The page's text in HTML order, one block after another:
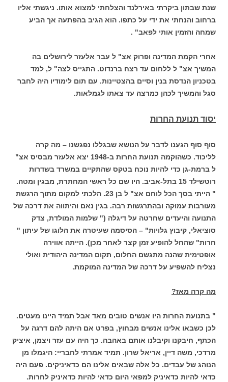
שנת שבתון ביקרתי באירלנד והצלחתי למצוא אותו. ניגשתי אליו
ברחוב והנחתי את ידי על כתפו. הוא הגיב בהפתעה אך הביע
שמחה והזמין אותי לפאב" .
אחרי הקמת המדינה ופרוק אצ" ל עבר אלעזר לירושלים בה
המשיך אצ" ל ללחום עד רצח ברנדוט. התגייס לצה" ל, למד
בטכניון הנדסת בנין וסיים בהצטיינות. עם תום לימודיו היה לחבר
סגל והמשיך לכהן כמרצה עד צאתו לגמלאות.
יסוד תנועת החרות
סוף סוף הגענו לדבר על הנושא שבגללו נפגשנו – מה קרה
לליכוד. כשהוקמה תנועת החרות ב-1948 יצא אלעזר מבסיס אצ"
ל ברמת-גן כדי להיות נוכח בטקס שהתקיים במשרד בשדרות
רוטשילד 15 בתל-אביב. היו שם כל ראשי המחתרת, מבגין ומטה.
" הייתי בסך הכל לוחם אצ" ל בן 23. הלכתי למקום מתוך הרגשת
מעורבות עמוקה ובהתרגשות רבה. בגין נאם והיתווה את דרכה של
התנועה והיעדים שחרטה על דיגלה (" שלמות המולדת, צדק
סוציאלי, קיבוץ גלויות" – הסיסמה שעיטרה את הלוגו של עיתון "
חרות" שהחל להופיע זמן קצר לאחר מכן). הייתה אווירה
אופטימית שהנה מתגשם החלום, תקום המדינה היהודית ואולי
נצליח להשפיע על דרכה של המדינה המוקמת.
מה קרה מאז?
" בתנועת החרות היו אנשים טובים מאד אבל תמיד היינו מעטים.
לכן כשבאו אלינו אנשים מבחוץ, בפרט אם היתה להם דרגה על
הכתף, חיבקנו וקיבלנו אותם באהבה. כך היה עם עזר ויצמן, איציק
מרדכי, משה דיין, אריאל שרון. תמיד אמרתי לחבריי: היגמלו מן
הנוהג של עבדים. כל אלה שבאים אלינו הם כדאיניקים. פעם היה
כדאי להיות כדאיניק למפאי היום כדאי להיות כדאיניק לחרות.